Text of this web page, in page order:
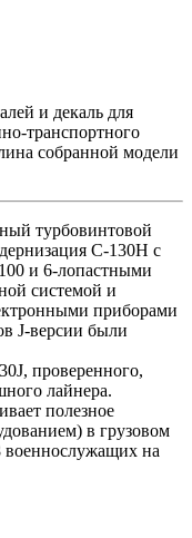
и декаль для
транспортного
собранной модели
турбовинтовой
C-130H с
и 6-лопастными
системой и
приборами
J-версии были
проверенного,
лайнера.
полезное
в грузовом
военнослужащих на